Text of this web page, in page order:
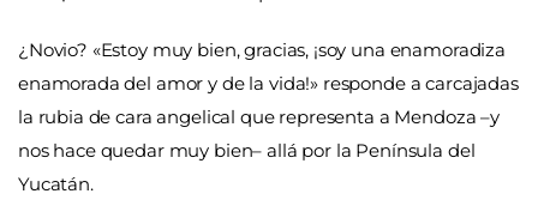
¿Novio? «Estoy muy bien, gracias, ¡soy una enamoradiza
enamorada del amor y de la vida!» responde a carcajadas
la rubia de cara angelical que representa a Mendoza –y
nos hace quedar muy bien– allá por la Península del
Yucatán.